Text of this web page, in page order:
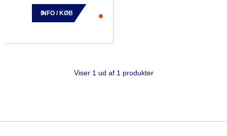
INFO / KØB
Viser 1 ud af 1 produkter